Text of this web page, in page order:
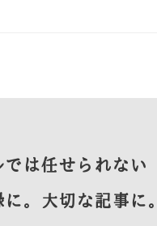
では任せられない
。大切な記事に。